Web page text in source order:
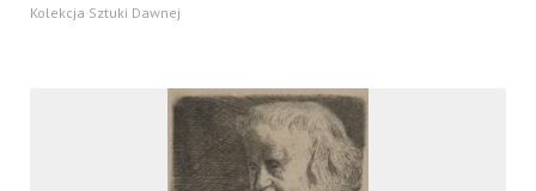
Kolekcja Sztuki Dawnej